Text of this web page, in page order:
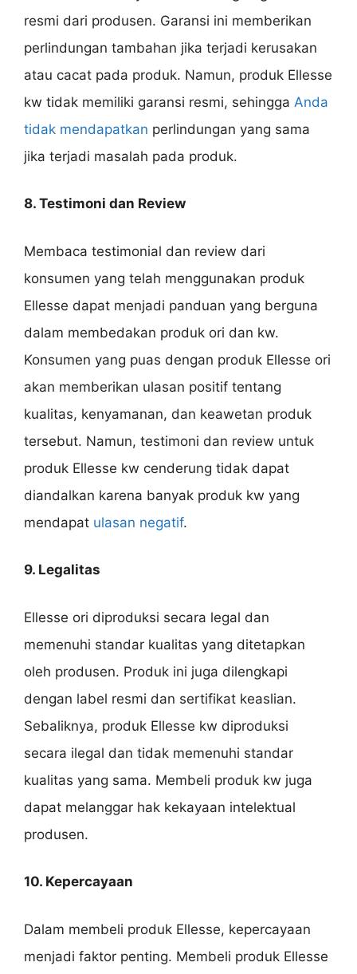
resmi dari produsen. Garansi ini memberikan
perlindungan tambahan jika terjadi kerusakan
atau cacat pada produk. Namun, produk Ellesse
kw tidak memiliki garansi resmi, sehingga Anda
tidak mendapatkan perlindungan yang sama
jika terjadi masalah pada produk.
8. Testimoni dan Review
Membaca testimonial dan review dari
konsumen yang telah menggunakan produk
Ellesse dapat menjadi panduan yang berguna
dalam membedakan produk ori dan kw.
Konsumen yang puas dengan produk Ellesse ori
akan memberikan ulasan positif tentang
kualitas, kenyamanan, dan keawetan produk
tersebut. Namun, testimoni dan review untuk
produk Ellesse kw cenderung tidak dapat
diandalkan karena banyak produk kw yang
mendapat ulasan negatif.
9. Legalitas
Ellesse ori diproduksi secara legal dan
memenuhi standar kualitas yang ditetapkan
oleh produsen. Produk ini juga dilengkapi
dengan label resmi dan sertifikat keaslian.
Sebaliknya, produk Ellesse kw diproduksi
secara ilegal dan tidak memenuhi standar
kualitas yang sama. Membeli produk kw juga
dapat melanggar hak kekayaan intelektual
produsen.
10. Kepercayaan
Dalam membeli produk Ellesse, kepercayaan
menjadi faktor penting. Membeli produk Ellesse